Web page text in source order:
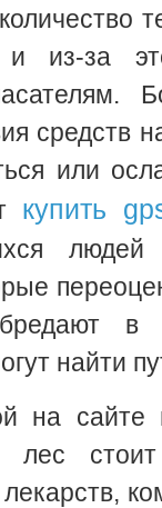
из-за
средств
или
купить
в
найти
на сайте
лес